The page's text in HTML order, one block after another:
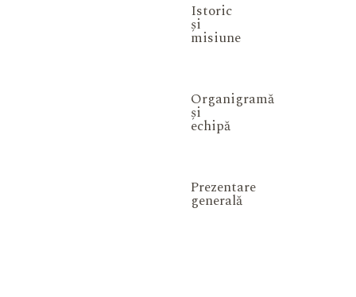
Istoric
și
misiune
Organigramă
și
echipă
Prezentare
generală